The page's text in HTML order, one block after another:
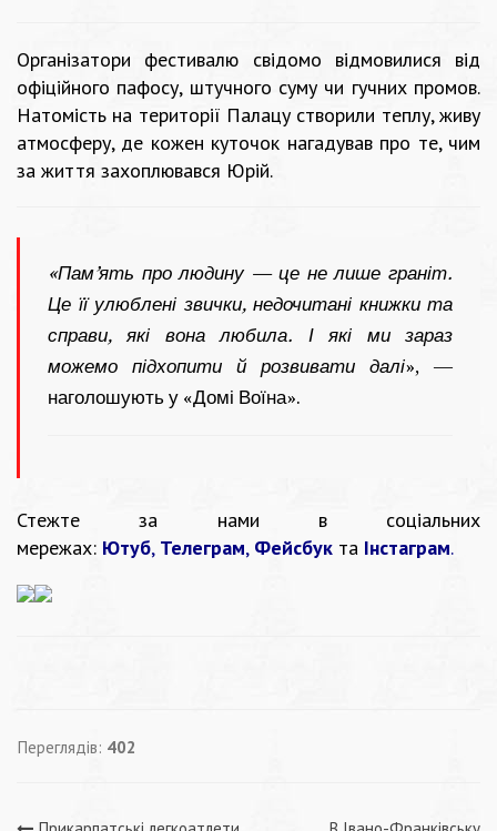
Організатори фестивалю свідомо відмовилися від
офіційного пафосу, штучного суму чи гучних промов.
Натомість на території Палацу створили теплу, живу
атмосферу, де кожен куточок нагадував про те, чим
за життя захоплювався Юрій.
«Пам’ять про людину — це не лише граніт.
Це її улюблені звички, недочитані книжки та
справи, які вона любила. І які ми зараз
можемо підхопити й розвивати далі», —
наголошують у «Домі Воїна».
Стежте за нами в соціальних
мережах: Ютуб, Телеграм, Фейсбук та Інстаграм.
Переглядів: 402